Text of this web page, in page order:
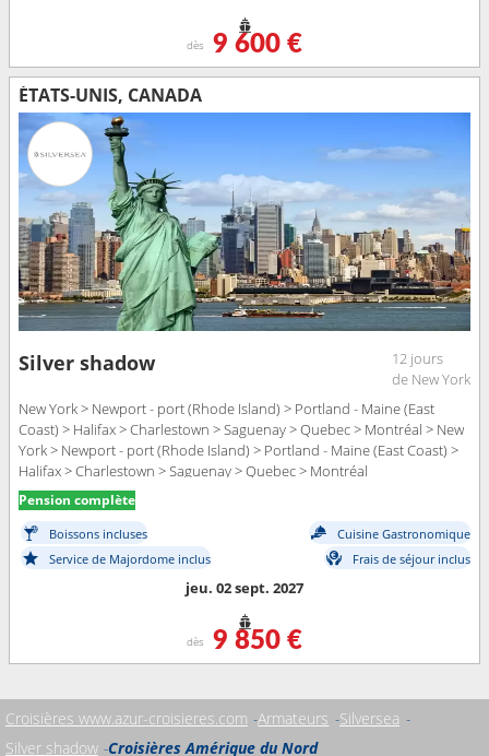
dès 9 600 €
ÉTATS-UNIS, CANADA
Silver shadow
12 jours
de New York
New York > Newport - port (Rhode Island) > Portland - Maine (East
Coast) > Halifax > Charlestown > Saguenay > Quebec > Montréal > New
York > Newport - port (Rhode Island) > Portland - Maine (East Coast) >
Halifax > Charlestown > Saguenay > Quebec > Montréal
Pension complète
Boissons incluses
Cuisine Gastronomique
Service de Majordome inclus
Frais de séjour inclus
jeu. 02 sept. 2027
dès 9 850 €
Croisières www.azur-croisieres.com Armateurs Silversea
Silver shadow Croisières Amérique du Nord